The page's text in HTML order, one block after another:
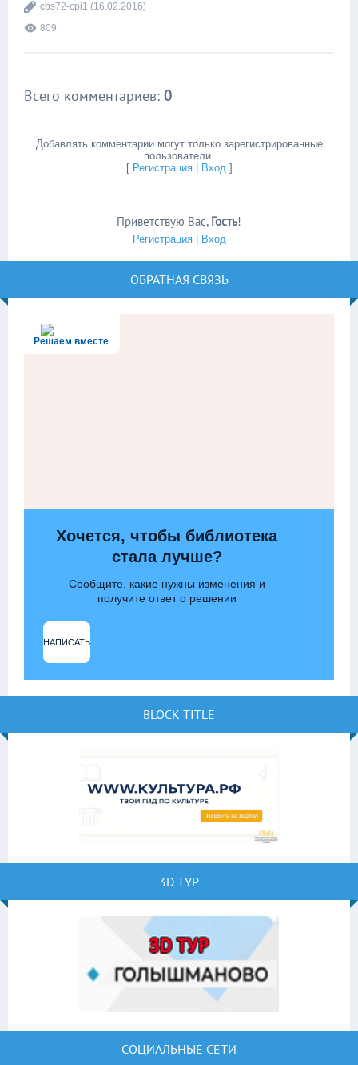
cbs72-cpi1 (16.02.2016)
809
Всего комментариев: 0
Добавлять комментарии могут только зарегистрированные
пользователи.
[ Регистрация| Вход]
Приветствую Вас, Гость!
Регистрация| Вход
ОБРАТНАЯ СВЯЗЬ
Решаем вместе
Хочется, чтобы библиотека
стала лучше?
Сообщите, какие нужны изменения и
получите ответ о решении
НАПИСАТЬ
BLOCK TITLE
3D ТУР
СОЦИАЛЬНЫЕ СЕТИ